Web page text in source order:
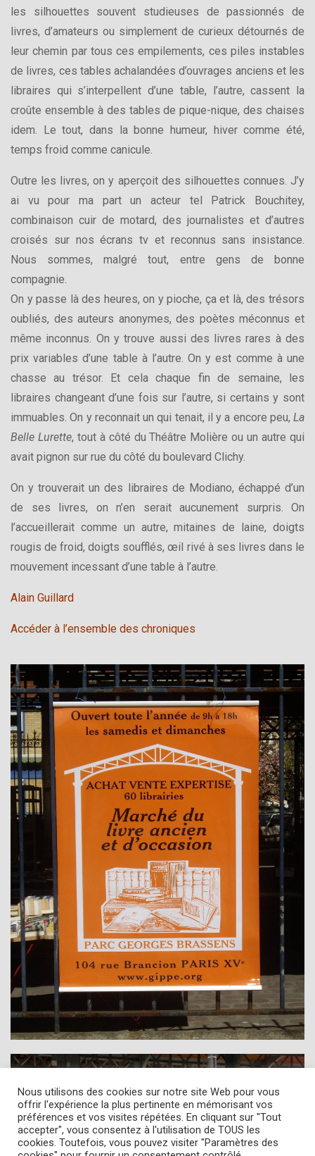
les silhouettes souvent studieuses de passionnés de
livres, d’amateurs ou simplement de curieux détournés de
leur chemin par tous ces empilements, ces piles instables
de livres, ces tables achalandées d’ouvrages anciens et les
libraires qui s’interpellent d’une table, l’autre, cassent la
croûte ensemble à des tables de pique-nique, des chaises
idem. Le tout, dans la bonne humeur, hiver comme été,
temps froid comme canicule.
Outre les livres, on y aperçoit des silhouettes connues. J’y
ai vu pour ma part un acteur tel Patrick Bouchitey,
combinaison cuir de motard, des journalistes et d’autres
croisés sur nos écrans tv et reconnus sans insistance.
Nous sommes, malgré tout, entre gens de bonne
compagnie.
On y passe là des heures, on y pioche, ça et là, des trésors
oubliés, des auteurs anonymes, des poètes méconnus et
même inconnus. On y trouve aussi des livres rares à des
prix variables d’une table à l’autre. On y est comme à une
chasse au trésor. Et cela chaque fin de semaine, les
libraires changeant d’une fois sur l’autre, si certains y sont
immuables. On y reconnait un qui tenait, il y a encore peu, La
Belle Lurette, tout à côté du Théâtre Molière ou un autre qui
avait pignon sur rue du côté du boulevard Clichy.
On y trouverait un des libraires de Modiano, échappé d’un
de ses livres, on n’en serait aucunement surpris. On
l’accueillerait comme un autre, mitaines de laine, doigts
rougis de froid, doigts soufflés, œil rivé à ses livres dans le
mouvement incessant d’une table à l’autre.
Alain Guillard
Accéder à l’ensemble des chroniques
Nous utilisons des cookies sur notre site Web pour vous
offrir l'expérience la plus pertinente en mémorisant vos
préférences et vos visites répétées. En cliquant sur "Tout
accepter", vous consentez à l'utilisation de TOUS les
cookies. Toutefois, vous pouvez visiter "Paramètres des